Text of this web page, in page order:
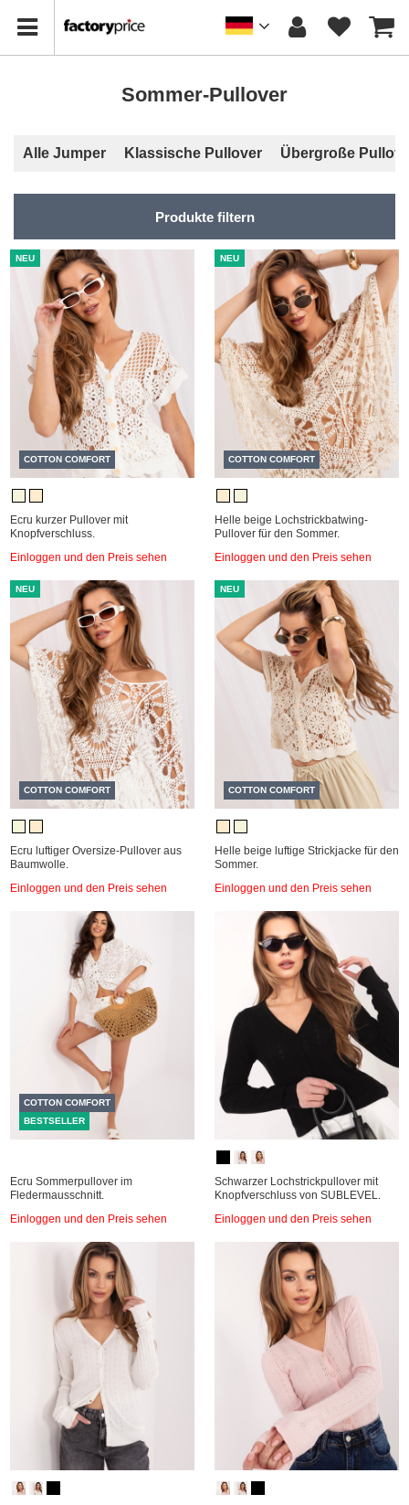
Sommer-Pullover
Alle Jumper Klassische Pullover Übergroße
Produkte filtern
NEU
COTTON COMFORT
Ecru kurzer Pullover mit
Knopfverschluss.
Einloggen und den Preis sehen
NEU
COTTON COMFORT
Helle beige Lochstrickbatwing-
Pullover für den Sommer.
Einloggen und den Preis sehen
NEU
COTTON COMFORT
Ecru luftiger Oversize-Pullover aus
Baumwolle.
Einloggen und den Preis sehen
NEU
COTTON COMFORT
Helle beige luftige Strickjacke für den
Sommer.
Einloggen und den Preis sehen
COTTON COMFORT
BESTSELLER
Ecru Sommerpullover im
Fledermausschnitt.
Einloggen und den Preis sehen
Schwarzer Lochstrickpullover mit
Knopfverschluss von SUBLEVEL.
Einloggen und den Preis sehen